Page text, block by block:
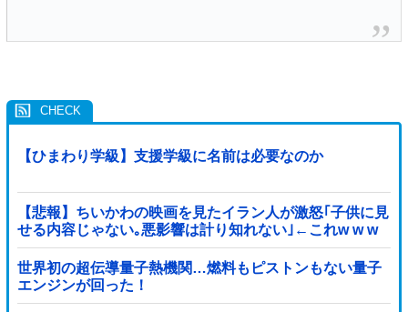
【ひまわり学級】支援学級に名前は必要なのか
【悲報】ちいかわの映画を見たイラン人が激怒｢子供に見
せる内容じゃない｡悪影響は計り知れない｣←これw w w
w w w w w w
世界初の超伝導量子熱機関…燃料もピストンもない量子
エンジンが回った！